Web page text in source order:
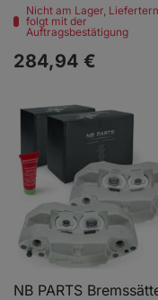
Nicht am Lager,
folgt mit der
Auftragsbestätigung
284,94 €
NB PARTS